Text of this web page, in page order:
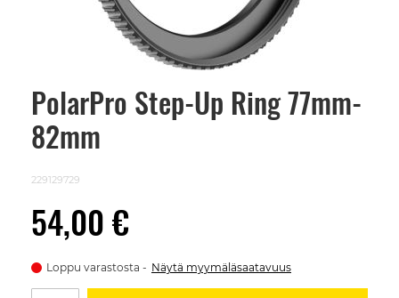
PolarPro Step-Up Ring 77mm-
82mm
229129729
54,00 €
Loppu varastosta Näytä myymäläsaatavuus
Skip
beginning
images